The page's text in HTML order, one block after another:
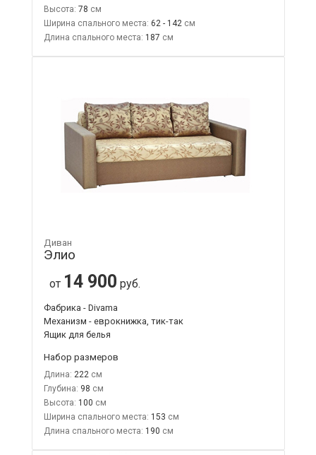
Высота: 78
Ширина спального места: 62 - 142
Длина спального места: 187
Диван
Элио
от 14 900 руб.
Фабрика - Divama
Механизм - еврокнижка, тик-так
Ящик для белья
Набор размеров
Длина: 222
Глубина: 98
Высота: 100
Ширина спального места: 153
Длина спального места: 190